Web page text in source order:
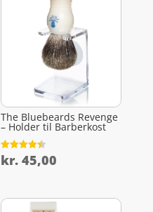
The Bluebeards Revenge
– Holder til Barberkost
Vurderet
4.4
kr. 45,00